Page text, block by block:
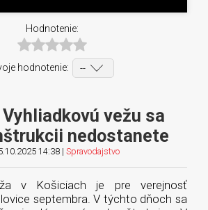
Hodnotenie:
hodnotenie:
Vyhliadkovú vežu sa
nedostanete
14:38 | Spravodajstvo
v Košiciach je pre verejnosť
septembra. V týchto dňoch sa